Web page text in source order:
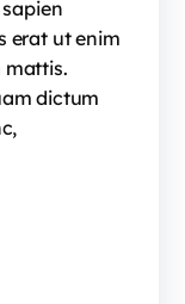
erat ut enim
mattis.
dictum